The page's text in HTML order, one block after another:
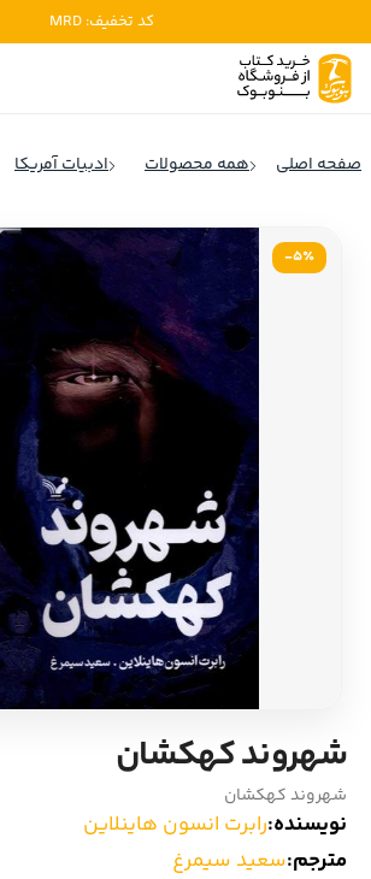
کد تخفیف: MRD
ادبیات
تاریخ و سیاست
ادیان و اساطیر
ادبیات انگلیس
ادبیات فرانسه
ادبیات ایتالیا
ادبیات روسیه
ادبیات آمریکای لاتین
ادبیات آلمان
ادبیات ترکیه
ادبیات آسیا
سایر کشورهای اروپا
داستان کوتاه
شعر و متون کهن
صفحه اصلی همه محصولات ادبیات آمریکا
5٪-
شهروند کهکشان
شهروند کهکشان
نویسنده:رابرت انسون هاینلاین
مترجم:سعید سیمرغ